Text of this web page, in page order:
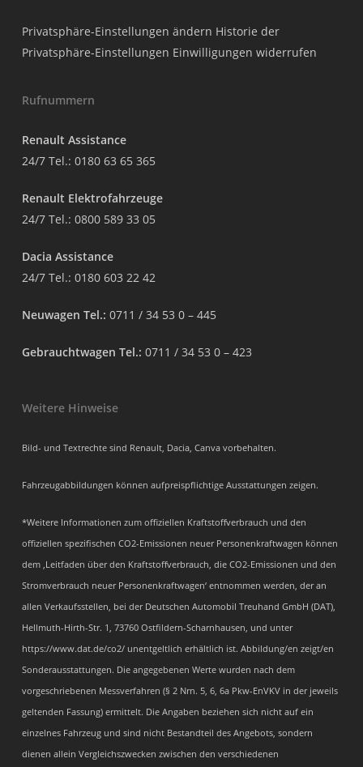
Privatsphäre-Einstellungen ändern Historie der
Privatsphäre-Einstellungen Einwilligungen widerrufen
Rufnummern
Renault Assistance
24/7 Tel.: 0180 63 65 365
Renault Elektrofahrzeuge
24/7 Tel.: 0800 589 33 05
Dacia Assistance
24/7 Tel.: 0180 603 22 42
Neuwagen Tel.: 0711 / 34 53 0 – 445
Gebrauchtwagen Tel.: 0711 / 34 53 0 – 423
Weitere Hinweise
Bild- und Textrechte sind Renault, Dacia, Canva vorbehalten.
Fahrzeugabbildungen können aufpreispflichtige Ausstattungen zeigen.
*Weitere Informationen zum offiziellen Kraftstoffverbrauch und den
offiziellen spezifischen CO2-Emissionen neuer Personenkraftwagen können
dem ‚Leitfaden über den Kraftstoffverbrauch, die CO2-Emissionen und den
Stromverbrauch neuer Personenkraftwagen‘ entnommen werden, der an
allen Verkaufsstellen, bei der Deutschen Automobil Treuhand GmbH (DAT),
Hellmuth-Hirth-Str. 1, 73760 Ostfildern-Scharnhausen, und unter
https://www.dat.de/co2/ unentgeltlich erhältlich ist. Abbildung/en zeigt/en
Sonderausstattungen. Die angegebenen Werte wurden nach dem
vorgeschriebenen Messverfahren (§ 2 Nrn. 5, 6, 6a Pkw-EnVKV in der jeweils
geltenden Fassung) ermittelt. Die Angaben beziehen sich nicht auf ein
einzelnes Fahrzeug und sind nicht Bestandteil des Angebots, sondern
dienen allein Vergleichszwecken zwischen den verschiedenen